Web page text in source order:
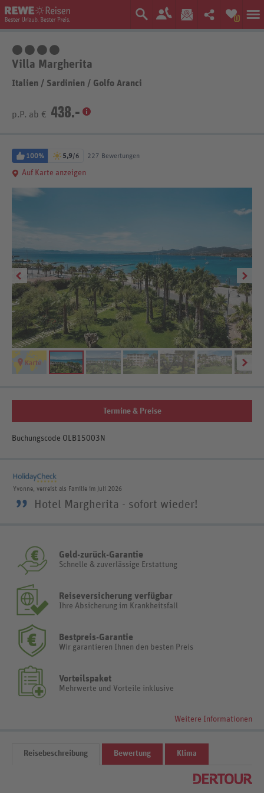
0
Villa Margherita
Italien / Sardinien / Golfo Aranci
p.P. ab € 438.-
100% 5,9/6 227 Bewertungen
Auf Karte anzeigen
Termine & Preise
Buchungscode OLB15003N
Yvonne, verreist als Familie im Juli 2026
” Hotel Margherita - sofort wieder!
Geld-zurück-Garantie
Schnelle & zuverlässige Erstattung
Reiseversicherung verfügbar
Ihre Absicherung im Krankheitsfall
Bestpreis-Garantie
Wir garantieren Ihnen den besten Preis
Vorteilspaket
Mehrwerte und Vorteile inklusive
Weitere Informationen
Reisebeschreibung Bewertung Klima